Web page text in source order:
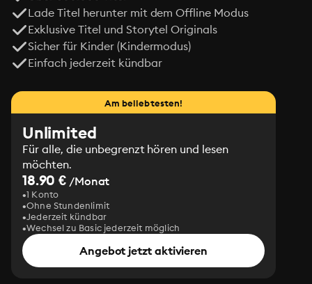
Lade Titel herunter mit dem Offline Modus
Exklusive Titel und Storytel Originals
Sicher für Kinder (Kindermodus)
Einfach jederzeit kündbar
Am beliebtesten!
Unlimited
Für alle, die unbegrenzt hören und lesen
möchten.
18.90 € /Monat
1 Konto
Ohne Stundenlimit
Jederzeit kündbar
Wechsel zu Basic jederzeit möglich
Angebot jetzt aktivieren